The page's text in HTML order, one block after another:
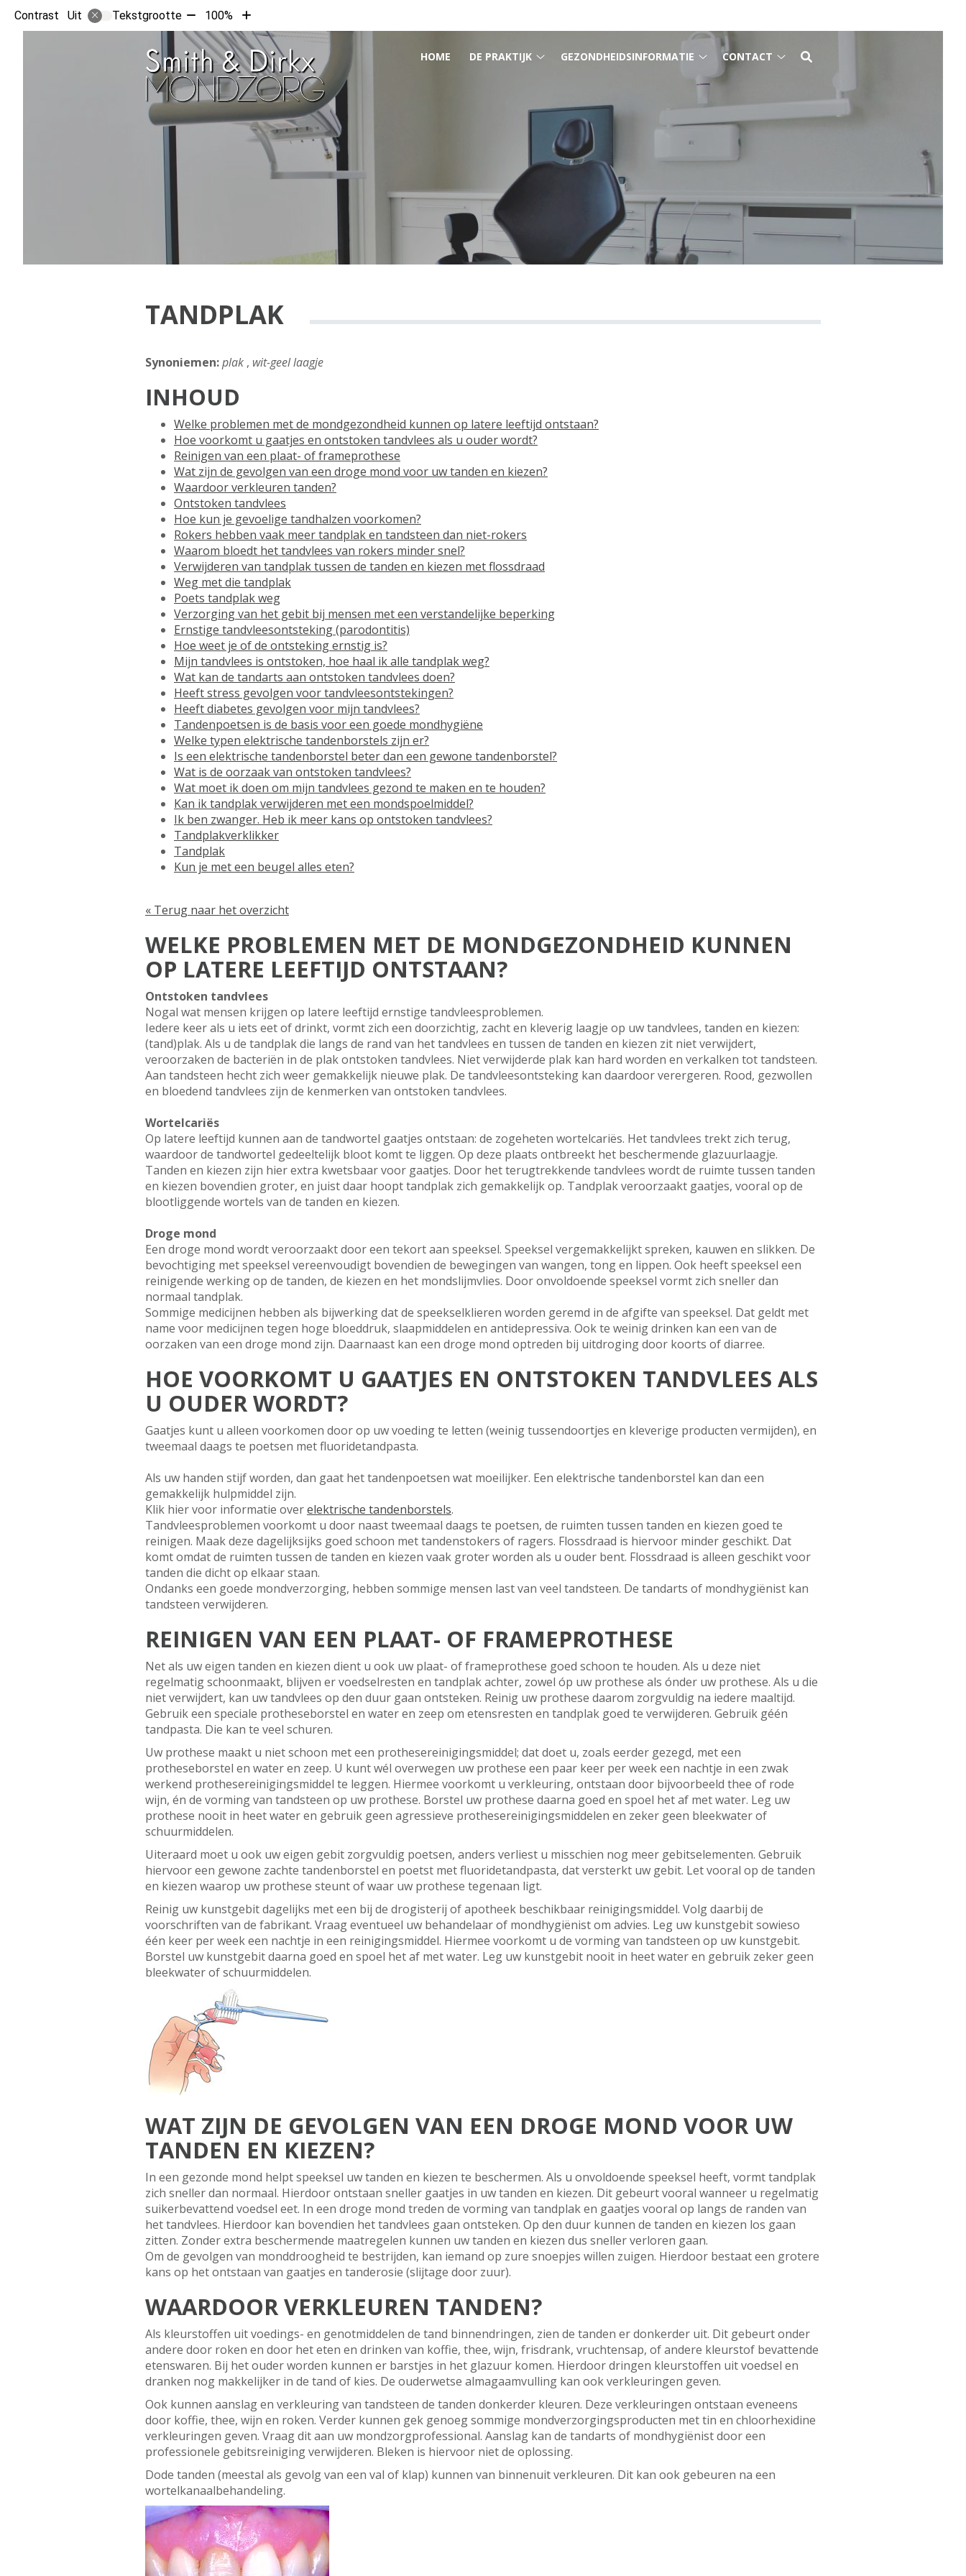
Contrast Uit Tekstgrootte Tekst
verkleinen
met
10%
100%
Tekst
vergroten
met
10%
HOOFDMENU
HOME DE PRAKTIJK
submenu
GEZONDHEIDSINFORMATIE
Gezondheidsinformatie
submenu
CONTACT
TANDPLAK
Synoniemen:plak , wit-geel laagje
INHOUD
Welke problemen met de mondgezondheid kunnen op latere leeftijd ontstaan?
Hoe voorkomt u gaatjes en ontstoken tandvlees als u ouder wordt?
Reinigen van een plaat- of frameprothese
Wat zijn de gevolgen van een droge mond voor uw tanden en kiezen?
Waardoor verkleuren tanden?
Ontstoken tandvlees
Hoe kun je gevoelige tandhalzen voorkomen?
Rokers hebben vaak meer tandplak en tandsteen dan niet-rokers
Waarom bloedt het tandvlees van rokers minder snel?
Verwijderen van tandplak tussen de tanden en kiezen met flossdraad
Weg met die tandplak
Poets tandplak weg
Verzorging van het gebit bij mensen met een verstandelijke beperking
Ernstige tandvleesontsteking (parodontitis)
Hoe weet je of de ontsteking ernstig is?
Mijn tandvlees is ontstoken, hoe haal ik alle tandplak weg?
Wat kan de tandarts aan ontstoken tandvlees doen?
Heeft stress gevolgen voor tandvleesontstekingen?
Heeft diabetes gevolgen voor mijn tandvlees?
Tandenpoetsen is de basis voor een goede mondhygiëne
Welke typen elektrische tandenborstels zijn er?
Is een elektrische tandenborstel beter dan een gewone tandenborstel?
Wat is de oorzaak van ontstoken tandvlees?
Wat moet ik doen om mijn tandvlees gezond te maken en te houden?
Kan ik tandplak verwijderen met een mondspoelmiddel?
Ik ben zwanger. Heb ik meer kans op ontstoken tandvlees?
Tandplakverklikker
Tandplak
Kun je met een beugel alles eten?
« Terug naar het overzicht
WELKE PROBLEMEN MET DE MONDGEZONDHEID KUNNEN
OP LATERE LEEFTIJD ONTSTAAN?
Ontstoken tandvlees
Nogal wat mensen krijgen op latere leeftijd ernstige tandvleesproblemen.
Iedere keer als u iets eet of drinkt, vormt zich een doorzichtig, zacht en kleverig laagje op uw tandvlees, tanden en kiezen:
(tand)plak. Als u de tandplak die langs de rand van het tandvlees en tussen de tanden en kiezen zit niet verwijdert,
veroorzaken de bacteriën in de plak ontstoken tandvlees. Niet verwijderde plak kan hard worden en verkalken tot tandsteen.
Aan tandsteen hecht zich weer gemakkelijk nieuwe plak. De tandvleesontsteking kan daardoor verergeren. Rood, gezwollen
en bloedend tandvlees zijn de kenmerken van ontstoken tandvlees.
Wortelcariës
Op latere leeftijd kunnen aan de tandwortel gaatjes ontstaan: de zogeheten wortelcariës. Het tandvlees trekt zich terug,
waardoor de tandwortel gedeeltelijk bloot komt te liggen. Op deze plaats ontbreekt het beschermende glazuurlaagje.
Tanden en kiezen zijn hier extra kwetsbaar voor gaatjes. Door het terugtrekkende tandvlees wordt de ruimte tussen tanden
en kiezen bovendien groter, en juist daar hoopt tandplak zich gemakkelijk op. Tandplak veroorzaakt gaatjes, vooral op de
blootliggende wortels van de tanden en kiezen.
Droge mond
Een droge mond wordt veroorzaakt door een tekort aan speeksel. Speeksel vergemakkelijkt spreken, kauwen en slikken. De
bevochtiging met speeksel vereenvoudigt bovendien de bewegingen van wangen, tong en lippen. Ook heeft speeksel een
reinigende werking op de tanden, de kiezen en het mondslijmvlies. Door onvoldoende speeksel vormt zich sneller dan
normaal tandplak.
Sommige medicijnen hebben als bijwerking dat de speekselklieren worden geremd in de afgifte van speeksel. Dat geldt met
name voor medicijnen tegen hoge bloeddruk, slaapmiddelen en antidepressiva. Ook te weinig drinken kan een van de
oorzaken van een droge mond zijn. Daarnaast kan een droge mond optreden bij uitdroging door koorts of diarree.
HOE VOORKOMT U GAATJES EN ONTSTOKEN TANDVLEES ALS
U OUDER WORDT?
Gaatjes kunt u alleen voorkomen door op uw voeding te letten (weinig tussendoortjes en kleverige producten vermijden), en
tweemaal daags te poetsen met fluoridetandpasta.
Als uw handen stijf worden, dan gaat het tandenpoetsen wat moeilijker. Een elektrische tandenborstel kan dan een
gemakkelijk hulpmiddel zijn.
Klik hier voor informatie overelektrische tandenborstels.
Tandvleesproblemen voorkomt u door naast tweemaal daags te poetsen, de ruimten tussen tanden en kiezen goed te
reinigen. Maak deze dagelijksijks goed schoon met tandenstokers of ragers. Flossdraad is hiervoor minder geschikt. Dat
komt omdat de ruimten tussen de tanden en kiezen vaak groter worden als u ouder bent. Flossdraad is alleen geschikt voor
tanden die dicht op elkaar staan.
Ondanks een goede mondverzorging, hebben sommige mensen last van veel tandsteen. De tandarts of mondhygiënist kan
tandsteen verwijderen.
REINIGEN VAN EEN PLAAT- OF FRAMEPROTHESE
Net als uw eigen tanden en kiezen dient u ook uw plaat- of frameprothese goed schoon te houden. Als u deze niet
regelmatig schoonmaakt, blijven er voedselresten en tandplak achter, zowel óp uw prothese als ónder uw prothese. Als u die
niet verwijdert, kan uw tandvlees op den duur gaan ontsteken. Reinig uw prothese daarom zorgvuldig na iedere maaltijd.
Gebruik een speciale protheseborstel en water en zeep om etensresten en tandplak goed te verwijderen. Gebruik géén
tandpasta. Die kan te veel schuren.
Uw prothese maakt u niet schoon met een prothesereinigingsmiddel; dat doet u, zoals eerder gezegd, met een
protheseborstel en water en zeep. U kunt wél overwegen uw prothese een paar keer per week een nachtje in een zwak
werkend prothesereinigingsmiddel te leggen. Hiermee voorkomt u verkleuring, ontstaan door bijvoorbeeld thee of rode
wijn, én de vorming van tandsteen op uw prothese. Borstel uw prothese daarna goed en spoel het af met water. Leg uw
prothese nooit in heet water en gebruik geen agressieve prothesereinigingsmiddelen en zeker geen bleekwater of
schuurmiddelen.
Uiteraard moet u ook uw eigen gebit zorgvuldig poetsen, anders verliest u misschien nog meer gebitselementen. Gebruik
hiervoor een gewone zachte tandenborstel en poetst met fluoridetandpasta, dat versterkt uw gebit. Let vooral op de tanden
en kiezen waarop uw prothese steunt of waar uw prothese tegenaan ligt.
Reinig uw kunstgebit dagelijks met een bij de drogisterij of apotheek beschikbaar reinigingsmiddel. Volg daarbij de
voorschriften van de fabrikant. Vraag eventueel uw behandelaar of mondhygiënist om advies. Leg uw kunstgebit sowieso
één keer per week een nachtje in een reinigingsmiddel. Hiermee voorkomt u de vorming van tandsteen op uw kunstgebit.
Borstel uw kunstgebit daarna goed en spoel het af met water. Leg uw kunstgebit nooit in heet water en gebruik zeker geen
bleekwater of schuurmiddelen.
WAT ZIJN DE GEVOLGEN VAN EEN DROGE MOND VOOR UW
TANDEN EN KIEZEN?
In een gezonde mond helpt speeksel uw tanden en kiezen te beschermen. Als u onvoldoende speeksel heeft, vormt tandplak
zich sneller dan normaal. Hierdoor ontstaan sneller gaatjes in uw tanden en kiezen. Dit gebeurt vooral wanneer u regelmatig
suikerbevattend voedsel eet. In een droge mond treden de vorming van tandplak en gaatjes vooral op langs de randen van
het tandvlees. Hierdoor kan bovendien het tandvlees gaan ontsteken. Op den duur kunnen de tanden en kiezen los gaan
zitten. Zonder extra beschermende maatregelen kunnen uw tanden en kiezen dus sneller verloren gaan.
Om de gevolgen van monddroogheid te bestrijden, kan iemand op zure snoepjes willen zuigen. Hierdoor bestaat een grotere
kans op het ontstaan van gaatjes en tanderosie (slijtage door zuur).
WAARDOOR VERKLEUREN TANDEN?
Als kleurstoffen uit voedings- en genotmiddelen de tand binnendringen, zien de tanden er donkerder uit. Dit gebeurt onder
andere door roken en door het eten en drinken van koffie, thee, wijn, frisdrank, vruchtensap, of andere kleurstof bevattende
etenswaren. Bij het ouder worden kunnen er barstjes in het glazuur komen. Hierdoor dringen kleurstoffen uit voedsel en
dranken nog makkelijker in de tand of kies. De ouderwetse almagaamvulling kan ook verkleuringen geven.
Ook kunnen aanslag en verkleuring van tandsteen de tanden donkerder kleuren. Deze verkleuringen ontstaan eveneens
door koffie, thee, wijn en roken. Verder kunnen gek genoeg sommige mondverzorgingsproducten met tin en chloorhexidine
verkleuringen geven. Vraag dit aan uw mondzorgprofessional. Aanslag kan de tandarts of mondhygiënist door een
professionele gebitsreiniging verwijderen. Bleken is hiervoor niet de oplossing.
Dode tanden (meestal als gevolg van een val of klap) kunnen van binnenuit verkleuren. Dit kan ook gebeuren na een
wortelkanaalbehandeling.